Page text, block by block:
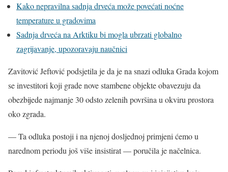
Kako nepravilna sadnja drveća može povećati noćne
temperature u gradovima
Sadnja drveća na Arktiku bi mogla ubrzati globalno
zagrijavanje, upozoravaju naučnici
Zavitović Jeftović podsjetila je da je na snazi odluka Grada kojom
se investitori koji grade nove stambene objekte obavezuju da
obezbijede najmanje 30 odsto zelenih površina u okviru prostora
oko zgrada.
— Ta odluka postoji i na njenoj dosljednoj primjeni ćemo u
narednom periodu još više insistirat — poručila je načelnica.